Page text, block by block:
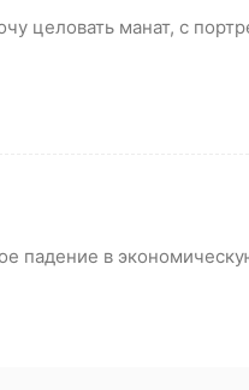
целовать манат, с
падение в